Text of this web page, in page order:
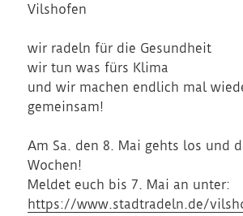
Vilshofen
wir radeln für die Gesundheit
wir tun was fürs Klima
und wir machen endlich mal
gemeinsam!
Am Sa. den 8. Mai gehts los und
Wochen!
Meldet euch bis 7. Mai an unter:
https://www.stadtradeln.de/